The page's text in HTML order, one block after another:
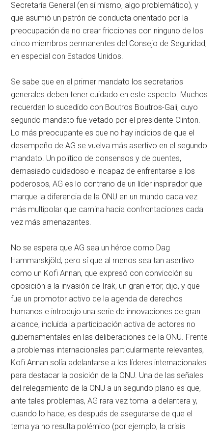
Secretaría General (en sí mismo, algo problemático), y
que asumió un patrón de conducta orientado por la
preocupación de no crear fricciones con ninguno de los
cinco miembros permanentes del Consejo de Seguridad,
en especial con Estados Unidos.
Se sabe que en el primer mandato los secretarios
generales deben tener cuidado en este aspecto. Muchos
recuerdan lo sucedido con Boutros Boutros-Gali, cuyo
segundo mandato fue vetado por el presidente Clinton.
Lo más preocupante es que no hay indicios de que el
desempeño de AG se vuelva más asertivo en el segundo
mandato. Un político de consensos y de puentes,
demasiado cuidadoso e incapaz de enfrentarse a los
poderosos, AG es lo contrario de un líder inspirador que
marque la diferencia de la ONU en un mundo cada vez
más multipolar que camina hacia confrontaciones cada
vez más amenazantes.
No se espera que AG sea un héroe como Dag
Hammarskjöld, pero sí que al menos sea tan asertivo
como un Kofi Annan, que expresó con convicción su
oposición a la invasión de Irak, un gran error, dijo, y que
fue un promotor activo de la agenda de derechos
humanos e introdujo una serie de innovaciones de gran
alcance, incluida la participación activa de actores no
gubernamentales en las deliberaciones de la ONU. Frente
a problemas internacionales particularmente relevantes,
Kofi Annan solía adelantarse a los líderes internacionales
para destacar la posición de la ONU. Una de las señales
del relegamiento de la ONU a un segundo plano es que,
ante tales problemas, AG rara vez toma la delantera y,
cuando lo hace, es después de asegurarse de que el
tema ya no resulta polémico (por ejemplo, la crisis